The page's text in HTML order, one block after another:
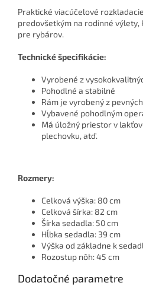
Praktické viacúčelové
predovšetkým na rodinné
pre rybárov.
Technické špecifikácie:
Vyrobené z
Pohodlné a stabilné
Rám je vyrobený z
Vybavené pohodlným
Má úložný priestor v
plechovku, atď.
Rozmery:
Celková výška: 80 cm
Celková šírka: 82 cm
Šírka sedadla: 50 cm
Hĺbka sedadla: 39 cm
Výška od základne k
Rozostup nôh: 45 cm
Dodatočné parametre